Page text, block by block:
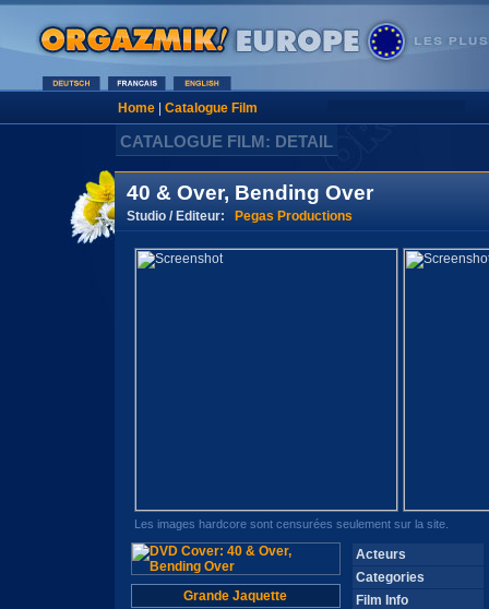
Home| Catalogue Film
CATALOGUE FILM: DETAIL
40 & Over, Bending Over
Studio / Editeur: Pegas Productions
Les images hardcore sont censurées seulement sur la site.
Grande Jaquette
Acteurs
Categories
Film Info